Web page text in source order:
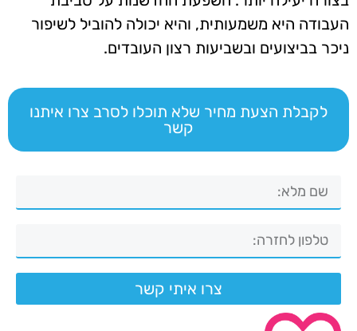
העבודה היא משמעותית, והיא יכולה להוביל לשיפור
ניכר בביצועים ובשביעות רצון העובדים.
לקבלת הצעת מחיר שלא תוכלו לסרב צרו איתנו
קשר
צרו איתי קשר